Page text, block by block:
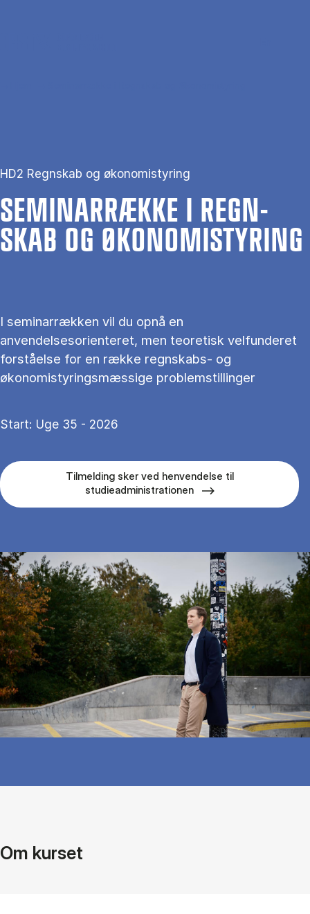
HD2 Regnskab og økonomistyring
SE­MI­NAR­RÆK­KE I REGN­
SKAB OG ØKO­NO­MI­STY­RING
I seminarrækken vil du opnå en
anvendelsesorienteret, men teoretisk velfunderet
forståelse for en række regnskabs- og
økonomistyringsmæssige problemstillinger
Start: Uge 35 - 2026
Tilmelding sker ved henvendelse til
studieadministrationen
Om kurset